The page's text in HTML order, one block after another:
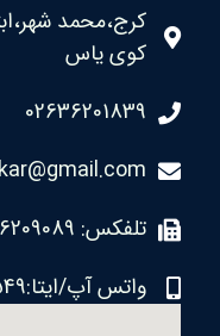
کرج،محمد
کوی یاس
02636201839
تلفکس: 02636209089
واتس آپ/ایتا:09309783549